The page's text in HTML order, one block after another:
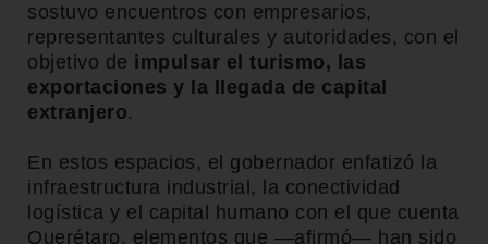
sostuvo encuentros con empresarios,
representantes culturales y autoridades, con el
objetivo de impulsar el turismo, las
exportaciones y la llegada de capital
extranjero.
En estos espacios, el gobernador enfatizó la
infraestructura industrial, la conectividad
logística y el capital humano con el que cuenta
Querétaro, elementos que —afirmó— han sido